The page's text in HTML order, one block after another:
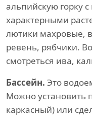
альпийскую горку
характерными
лютики махровые,
ревень, рябчики.
смотреться ива,
Бассейн. Это
Можно установить
каркасный) или